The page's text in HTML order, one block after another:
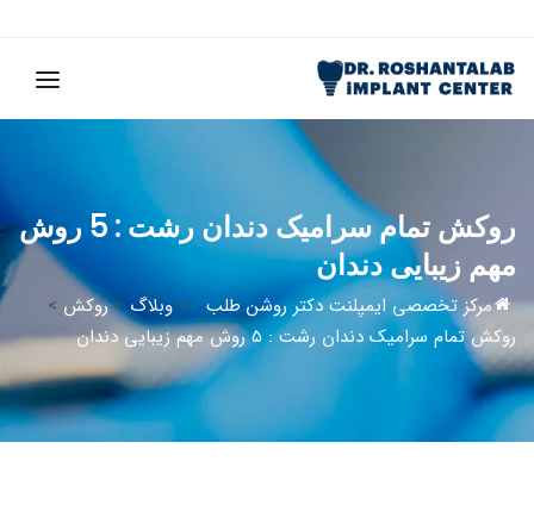
روکش تمام سرامیک دندان رشت : 5 روش
مهم زیبایی دندان
مرکز تخصصی ایمپلنت دکتر روشن طلب >وبلاگ>روکش >
روکش تمام سرامیک دندان رشت : 5 روش مهم زیبایی دندان